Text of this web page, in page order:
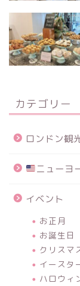
カテゴリー
ロンドン観
ニューヨ
イベント
お正月
お誕生日
クリスマ
イースタ
ハロウィ